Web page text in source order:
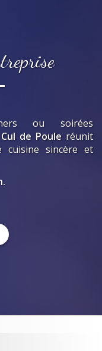
ou soirées
Cul de Poule réunit
cuisine sincère et